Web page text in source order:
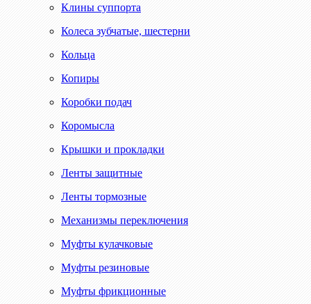
Клины суппорта
Колеса зубчатые, шестерни
Кольца
Копиры
Коробки подач
Коромысла
Крышки и прокладки
Ленты защитные
Ленты тормозные
Механизмы переключения
Муфты кулачковые
Муфты резиновые
Муфты фрикционные